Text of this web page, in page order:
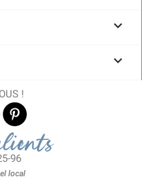


!
96
local